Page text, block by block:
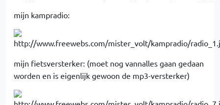
mijn kampradio:
mijn fietsversterker: (moet nog vannalles gaan gedaan
worden en is eigenlijk gewoon de mp3-versterker)